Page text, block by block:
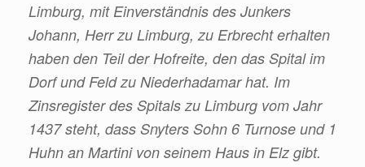
Limburg, mit Einverständnis des Junkers
Johann, Herr zu Limburg, zu Erbrecht erhalten
haben den Teil der Hofreite, den das Spital im
Dorf und Feld zu Niederhadamar hat. Im
Zinsregister des Spitals zu Limburg vom Jahr
1437 steht, dass Snyters Sohn 6 Turnose und 1
Huhn an Martini von seinem Haus in Elz gibt.